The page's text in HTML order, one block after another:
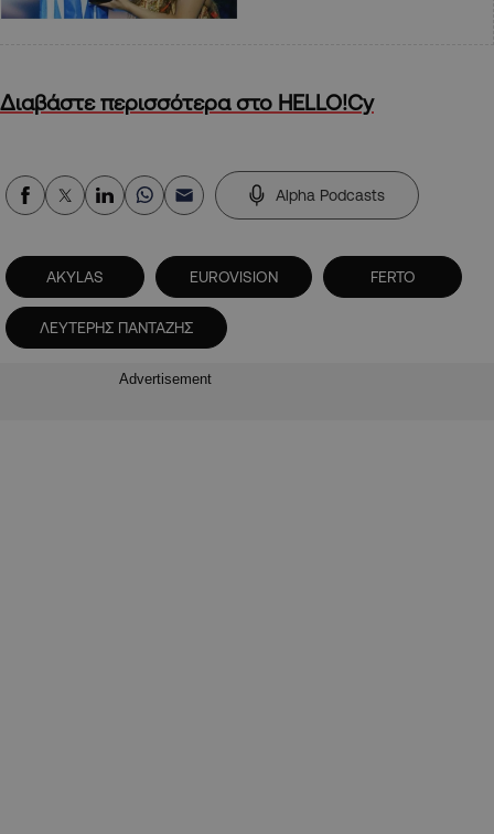
Διαβάστε περισσότερα στο HELLO!Cy
Alpha Podcasts
AKYLAS EUROVISION FERTO
ΛΕΥΤΕΡΗΣ ΠΑΝΤΑΖΗΣ
Advertisement